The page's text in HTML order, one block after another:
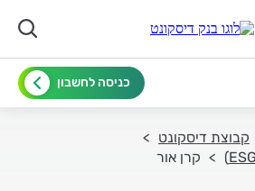
כניסה לחשבון
קבוצת דיסקונט
קרן אור